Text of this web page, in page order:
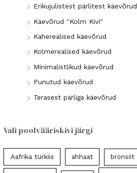
Erikujulistest pärlitest käevõrud
Käevõrud "Kolm Kivi"
Kaherealised käevõrud
Kolmerealised käevõrud
Minimalistlikud käevõrud
Punutud käevõrud
Terasest pärliga käevõrud
Vali poolvääriskivi järgi
Aafrika türkiis ahhaat bronsiit